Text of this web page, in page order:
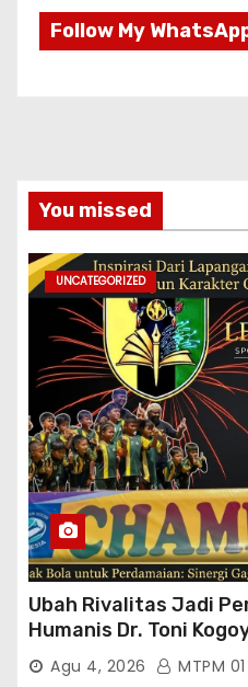
Follow My
You missed
UNCATEGORIZED
Ubah Rivalitas Jadi
Humanis Dr. Toni
TimurAgu 4, 2026 MTPM 01